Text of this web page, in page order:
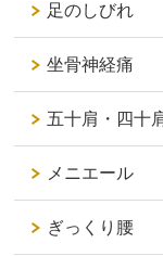
足のしびれ
坐骨神経痛
五十肩・四十
メニエール
ぎっくり腰